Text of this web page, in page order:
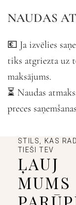
NAUDAS
💶 Ja izvēlies
tiks atgriezta uz
maksājums.
⏳ Naudas
preces
STILS, KAS
TIEŠI TEV
ĻAUJ
MUMS